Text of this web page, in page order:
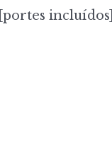
[portes incluídos]